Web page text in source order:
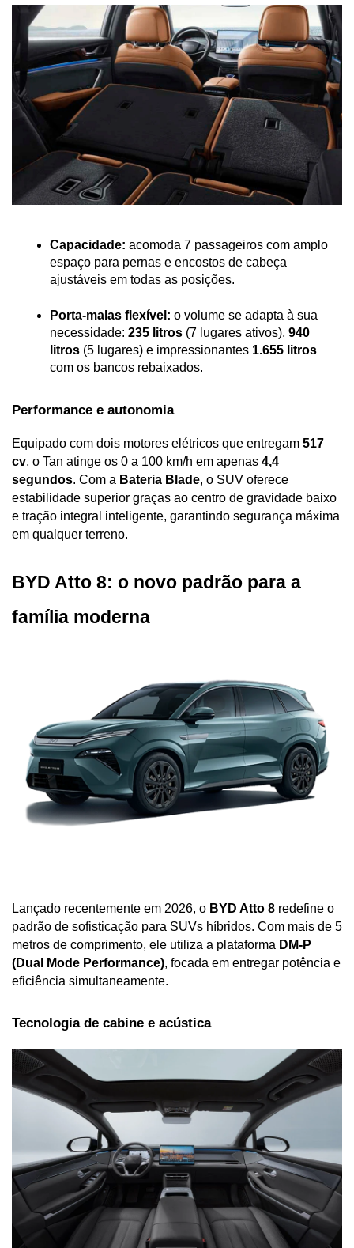
Capacidade: acomoda 7 passageiros com amplo
espaço para pernas e encostos de cabeça
ajustáveis em todas as posições.
Porta-malas flexível: o volume se adapta à sua
necessidade: 235 litros (7 lugares ativos), 940
litros (5 lugares) e impressionantes 1.655 litros
com os bancos rebaixados.
Performance e autonomia
Equipado com dois motores elétricos que entregam 517
cv, o Tan atinge os 0 a 100 km/h em apenas 4,4
segundos. Com a Bateria Blade, o SUV oferece
estabilidade superior graças ao centro de gravidade baixo
e tração integral inteligente, garantindo segurança máxima
em qualquer terreno.
BYD Atto 8: o novo padrão para a
família moderna
Lançado recentemente em 2026, o BYD Atto 8 redefine o
padrão de sofisticação para SUVs híbridos. Com mais de 5
metros de comprimento, ele utiliza a plataforma DM-P
(Dual Mode Performance), focada em entregar potência e
eficiência simultaneamente.
Tecnologia de cabine e acústica